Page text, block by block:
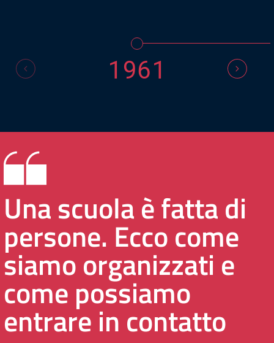
1961
Una scuola è fatta di
persone. Ecco come
siamo organizzati e
come possiamo
entrare in contatto